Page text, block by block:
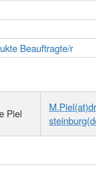
Beauftragte/r
Piel